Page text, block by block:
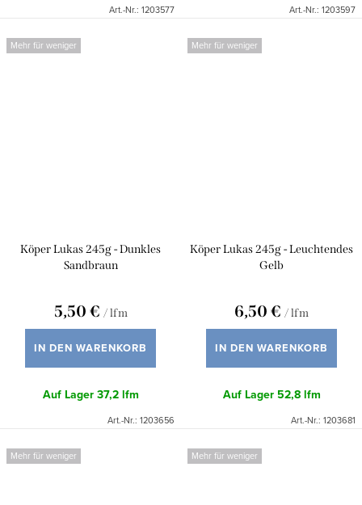
Art.-Nr.: 1203577 Art.-Nr.: 1203597
Mehr für weniger
Köper Lukas 245g - Dunkles
Sandbraun
5,50 € / lfm
IN DEN WARENKORB
Auf Lager37,2 lfm
Art.-Nr.: 1203656
Mehr für weniger
Köper Lukas 245g - Leuchtendes
Gelb
6,50 € / lfm
IN DEN WARENKORB
Auf Lager52,8 lfm
Art.-Nr.: 1203681
Mehr für weniger Mehr für weniger